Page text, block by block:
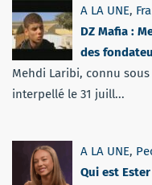
A LA UNE,
DZ Mafia :
des
Mehdi Laribi, connu
interpellé le 31 juill...
A LA UNE,
Qui est